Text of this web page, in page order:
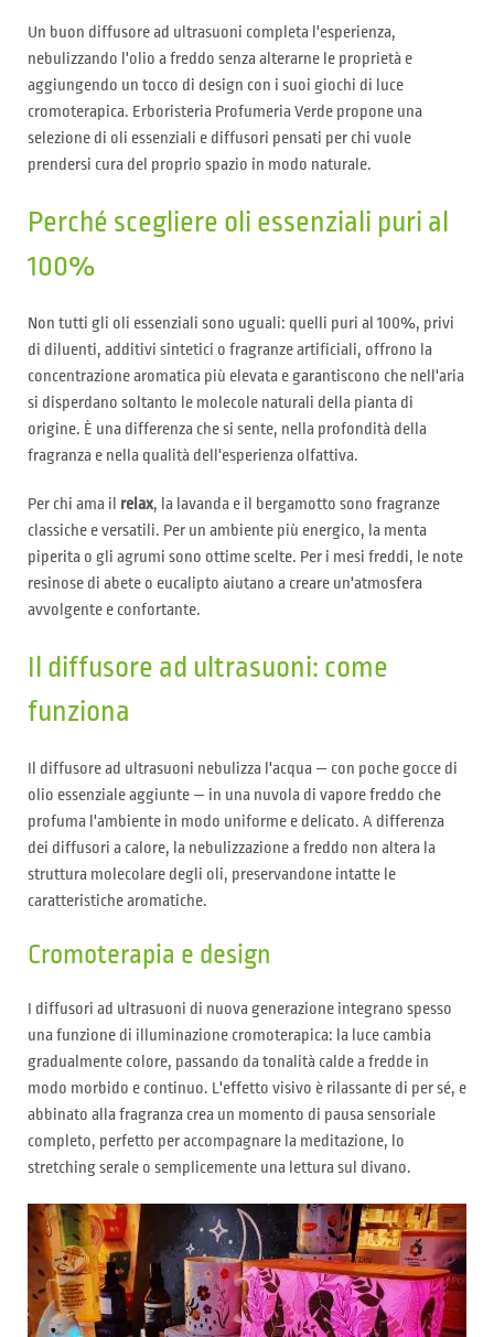
Un buon diffusore ad ultrasuoni completa l'esperienza,
nebulizzando l'olio a freddo senza alterarne le proprietà e
aggiungendo un tocco di design con i suoi giochi di luce
cromoterapica. Erboristeria Profumeria Verde propone una
selezione di oli essenziali e diffusori pensati per chi vuole
prendersi cura del proprio spazio in modo naturale.
Perché scegliere oli essenziali puri al
100%
Non tutti gli oli essenziali sono uguali: quelli puri al 100%, privi
di diluenti, additivi sintetici o fragranze artificiali, offrono la
concentrazione aromatica più elevata e garantiscono che nell'aria
si disperdano soltanto le molecole naturali della pianta di
origine. È una differenza che si sente, nella profondità della
fragranza e nella qualità dell'esperienza olfattiva.
Per chi ama il relax, la lavanda e il bergamotto sono fragranze
classiche e versatili. Per un ambiente più energico, la menta
piperita o gli agrumi sono ottime scelte. Per i mesi freddi, le note
resinose di abete o eucalipto aiutano a creare un'atmosfera
avvolgente e confortante.
Il diffusore ad ultrasuoni: come
funziona
Il diffusore ad ultrasuoni nebulizza l'acqua — con poche gocce di
olio essenziale aggiunte — in una nuvola di vapore freddo che
profuma l'ambiente in modo uniforme e delicato. A differenza
dei diffusori a calore, la nebulizzazione a freddo non altera la
struttura molecolare degli oli, preservandone intatte le
caratteristiche aromatiche.
Cromoterapia e design
I diffusori ad ultrasuoni di nuova generazione integrano spesso
una funzione di illuminazione cromoterapica: la luce cambia
gradualmente colore, passando da tonalità calde a fredde in
modo morbido e continuo. L'effetto visivo è rilassante di per sé, e
abbinato alla fragranza crea un momento di pausa sensoriale
completo, perfetto per accompagnare la meditazione, lo
stretching serale o semplicemente una lettura sul divano.